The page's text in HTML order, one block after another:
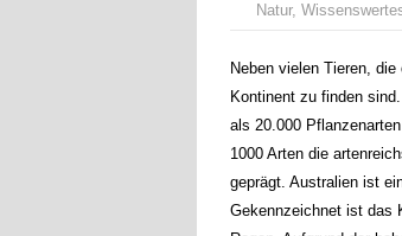
Natur,
Neben vielen Tieren,
Kontinent zu finden
als 20.000
1000 Arten die
geprägt. Australien ist
Gekennzeichnet ist das